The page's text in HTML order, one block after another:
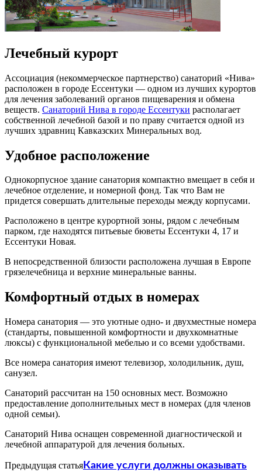
Лечебный курорт
Ассоциация (некоммерческое партнерство) санаторий «Нива»
расположен в городе Ессентуки — одном из лучших курортов
для лечения заболеваний органов пищеварения и обмена
веществ. Санаторий Нива в городе Ессентуки располагает
собственной лечебной базой и по праву считается одной из
лучших здравниц Кавказских Минеральных вод.
Удобное расположение
Однокорпусное здание санатория компактно вмещает в себя и
лечебное отделение, и номерной фонд. Так что Вам не
придется совершать длительные переходы между корпусами.
Расположено в центре курортной зоны, рядом с лечебным
парком, где находятся питьевые бюветы Ессентуки 4, 17 и
Ессентуки Новая.
В непосредственной близости расположена лучшая в Европе
грязелечебница и верхние минеральные ванны.
Комфортный отдых в номерах
Номера санатория — это уютные одно- и двухместные номера
(стандарты, повышенной комфортности и двухкомнатные
люксы) с функциональной мебелью и со всеми удобствами.
Все номера санатория имеют телевизор, холодильник, душ,
санузел.
Санаторий рассчитан на 150 основных мест. Возможно
предоставление дополнительных мест в номерах (для членов
одной семьи).
Санаторий Нива оснащен современной диагностической и
лечебной аппаратурой для лечения больных.
Предыдущая статьяКакие услуги должны оказывать